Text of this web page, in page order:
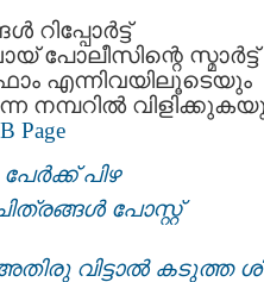
പോലീസിന്റെ സ്മാർട്ട്
എന്നിവയിലൂടെയും
നമ്പറിൽ
Page
പിഴ
പോസ്റ്റ്
വിട്ടാൽ കടുത്ത